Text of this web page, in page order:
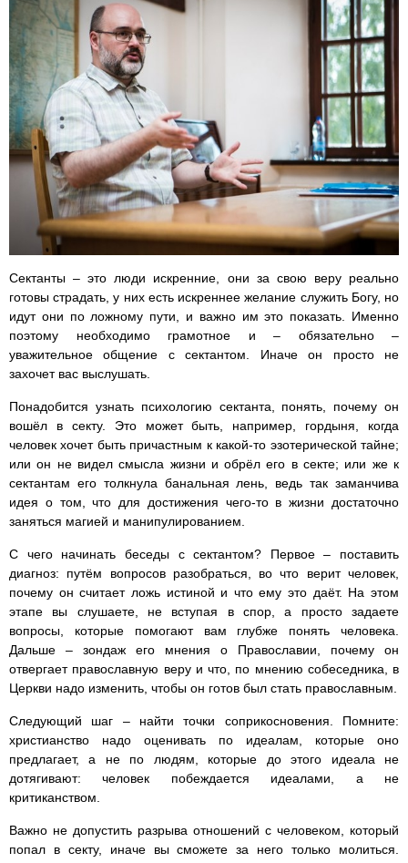
Сектанты – это люди искренние, они за свою веру реально
готовы страдать, у них есть искреннее желание служить Богу, но
идут они по ложному пути, и важно им это показать. Именно
поэтому необходимо грамотное и – обязательно –
уважительное общение с сектантом. Иначе он просто не
захочет вас выслушать.
Понадобится узнать психологию сектанта, понять, почему он
вошёл в секту. Это может быть, например, гордыня, когда
человек хочет быть причастным к какой-то эзотерической тайне;
или он не видел смысла жизни и обрёл его в секте; или же к
сектантам его толкнула банальная лень, ведь так заманчива
идея о том, что для достижения чего-то в жизни достаточно
заняться магией и манипулированием.
С чего начинать беседы с сектантом? Первое – поставить
диагноз: путём вопросов разобраться, во что верит человек,
почему он считает ложь истиной и что ему это даёт. На этом
этапе вы слушаете, не вступая в спор, а просто задаете
вопросы, которые помогают вам глубже понять человека.
Дальше – зондаж его мнения о Православии, почему он
отвергает православную веру и что, по мнению собеседника, в
Церкви надо изменить, чтобы он готов был стать православным.
Следующий шаг – найти точки соприкосновения. Помните:
христианство надо оценивать по идеалам, которые оно
предлагает, а не по людям, которые до этого идеала не
дотягивают: человек побеждается идеалами, а не
критиканством.
Важно не допустить разрыва отношений с человеком, который
попал в секту, иначе вы сможете за него только молиться.